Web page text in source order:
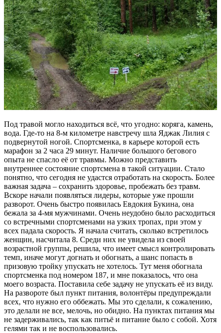
Под травой могло находиться всё, что угодно: коряга, камень,
вода. Где-то на 8-м километре навстречу шла Яджак Лилия с
подвернутой ногой. Спортсменка, в карьере которой есть
марафон за 2 часа 29 минут. Наличие большого бегового
опыта не спасло её от травмы. Можно представить
внутреннее состояние спортсмена в такой ситуации. Стало
понятно, что сегодня не удастся отработать на скорость. Более
важная задача – сохранить здоровье, пробежать без травм.
Вскоре начали появляться лидеры, которые уже прошли
разворот. Очень быстро появилась Евдокия Букина, она
бежала за 4-мя мужчинами. Очень неудобно было расходиться
со встречными спортсменами на узких тропах, при этом у
всех падала скорость. Я начала считать, сколько встретилось
женщин, насчитала 8. Среди них не увидела из своей
возрастной группы, решила, что имеет смысл контролировать
темп, иначе могут догнать и обогнать, а шанс попасть в
призовую тройку упускать не хотелось. Тут меня обогнала
спортсменка под номером 187, и мне показалось, что она
моего возраста. Поставила себе задачу не упускать её из виду.
На развороте был пункт питания, волонтёры предупреждали
всех, что нужно его оббежать. Мы это сделали, к сожалению,
это делали не все, мелочь, но обидно. На пунктах питания мы
не задерживались, так как питьё и питание было с собой. Хотя
гелями так и не воспользовались.